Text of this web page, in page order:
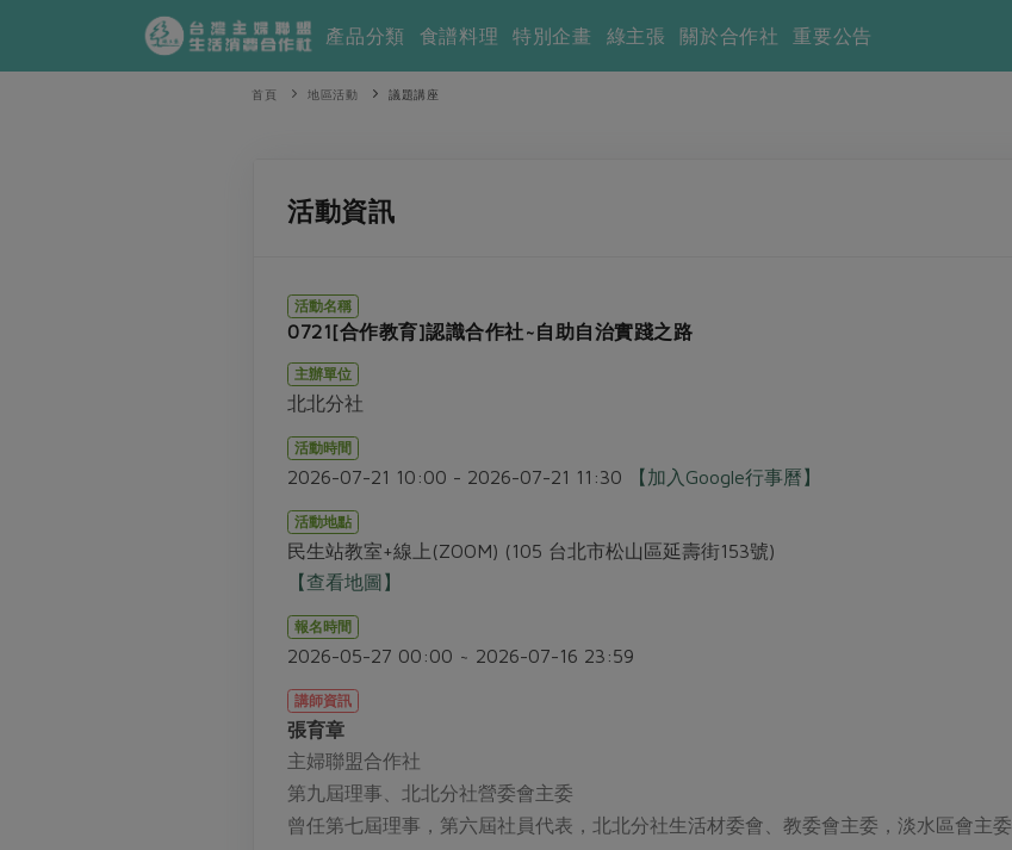
產品分類 食譜料理 特別企畫 綠主張 關於合作社 重要公告
首頁 地區活動 議題講座
活動資訊
活動名稱
0721[合作教育]認識合作社~自助自治實踐之路
主辦單位
北北分社
活動時間
2026-07-21 10:00 - 2026-07-21 11:30 【加入Google行事曆】
活動地點
民生站教室+線上(ZOOM) (105 台北市松山區延壽街153號)
【查看地圖】
報名時間
2026-05-27 00:00 ~ 2026-07-16 23:59
講師資訊
張育章
主婦聯盟合作社
第九屆理事、北北分社營委會主委
曾任第七屆理事，第六屆社員代表，北北分社生活材委會、教委會主委，淡水區會主委